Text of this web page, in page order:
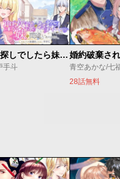
聖女様をお探しでしたら妹で間違いありません。さあどうぞお連れください、今すぐ。
手斗
青空あかな/七
28話無料